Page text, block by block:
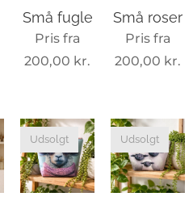
Små fugle
Pris fra
200,00 kr.
Små roser
Pris fra
200,00 kr.
Udsolgt Udsolgt